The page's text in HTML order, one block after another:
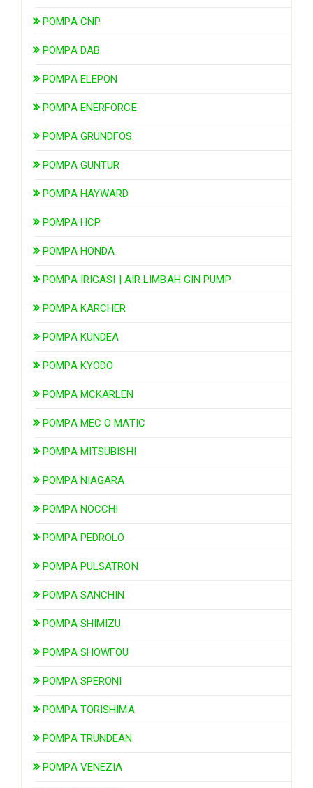
POMPA CNP
POMPA DAB
POMPA ELEPON
POMPA ENERFORCE
POMPA GRUNDFOS
POMPA GUNTUR
POMPA HAYWARD
POMPA HCP
POMPA HONDA
POMPA IRIGASI | AIR LIMBAH GIN PUMP
POMPA KARCHER
POMPA KUNDEA
POMPA KYODO
POMPA MCKARLEN
POMPA MEC O MATIC
POMPA MITSUBISHI
POMPA NIAGARA
POMPA NOCCHI
POMPA PEDROLO
POMPA PULSATRON
POMPA SANCHIN
POMPA SHIMIZU
POMPA SHOWFOU
POMPA SPERONI
POMPA TORISHIMA
POMPA TRUNDEAN
POMPA VENEZIA